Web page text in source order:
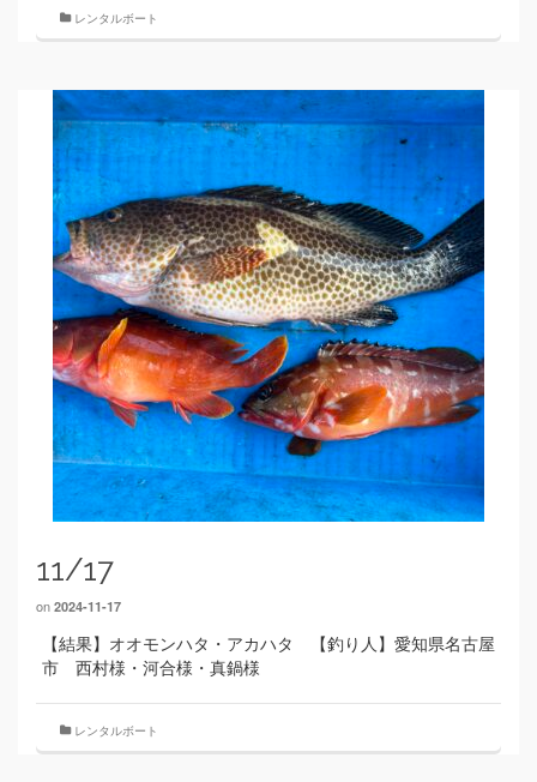
レンタルボート
11/17
on 2024-11-17
【結果】オオモンハタ・アカハタ 【釣り人】愛知県名古屋
市 西村様・河合様・真鍋様
レンタルボート